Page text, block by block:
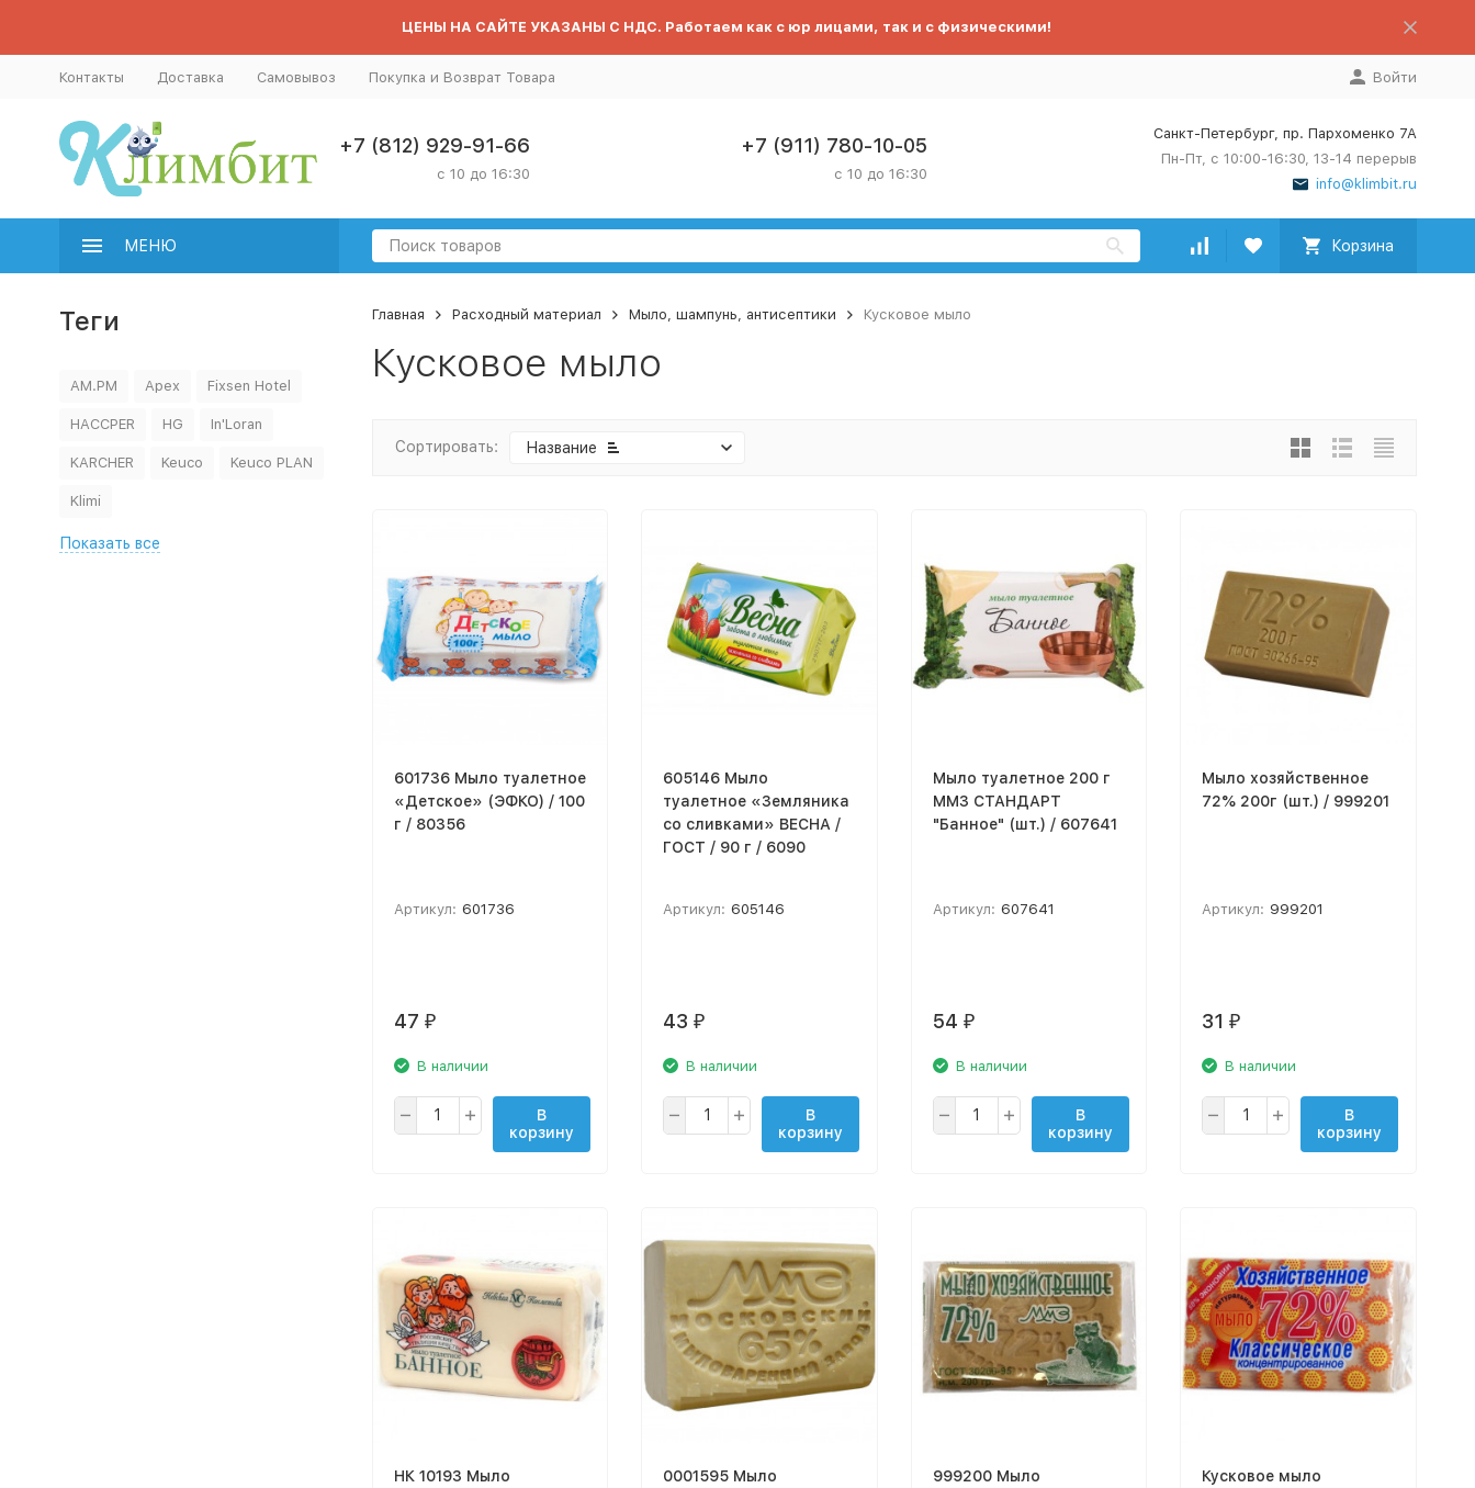
ЦЕНЫ НА САЙТЕ УКАЗАНЫ С НДС. Работаем как с юр лицами, так и с физическими!
Контакты Доставка Самовывоз Покупка и Возврат Товара Войти
+7 (812) 929-91-66
с 10 до 16:30
+7 (911) 780-10-05
с 10 до 16:30
Санкт-Петербург, пр. Пархоменко 7А
Пн-Пт, с 10:00-16:30, 13-14 перерыв
info@klimbit.ru
МЕНЮ Корзина
Главная Расходный материал Мыло, шампунь, антисептики Кусковое мыло
Кусковое мыло
Сортировать: Название
601736 Мыло туалетное
«Детское» (ЭФКО) / 100
г / 80356
Артикул: 601736
47 ₽
В наличии
В
корзину
605146 Мыло
туалетное «Земляника
со сливками» ВЕСНА /
ГОСТ / 90 г / 6090
Артикул: 605146
43 ₽
В наличии
В
корзину
Мыло туалетное 200 г
ММЗ СТАНДАРТ
"Банное" (шт.) / 607641
Артикул: 607641
54 ₽
В наличии
В
корзину
Мыло хозяйственное
72% 200г (шт.) / 999201
Артикул: 999201
31 ₽
В наличии
В
корзину
НК 10193 Мыло
0001595 Мыло
999200 Мыло
Кусковое мыло
Теги
AM.PM Apex Fixsen Hotel
HACCPER HG In'Loran
KARCHER Keuco Keuco PLAN
Klimi
Показать все